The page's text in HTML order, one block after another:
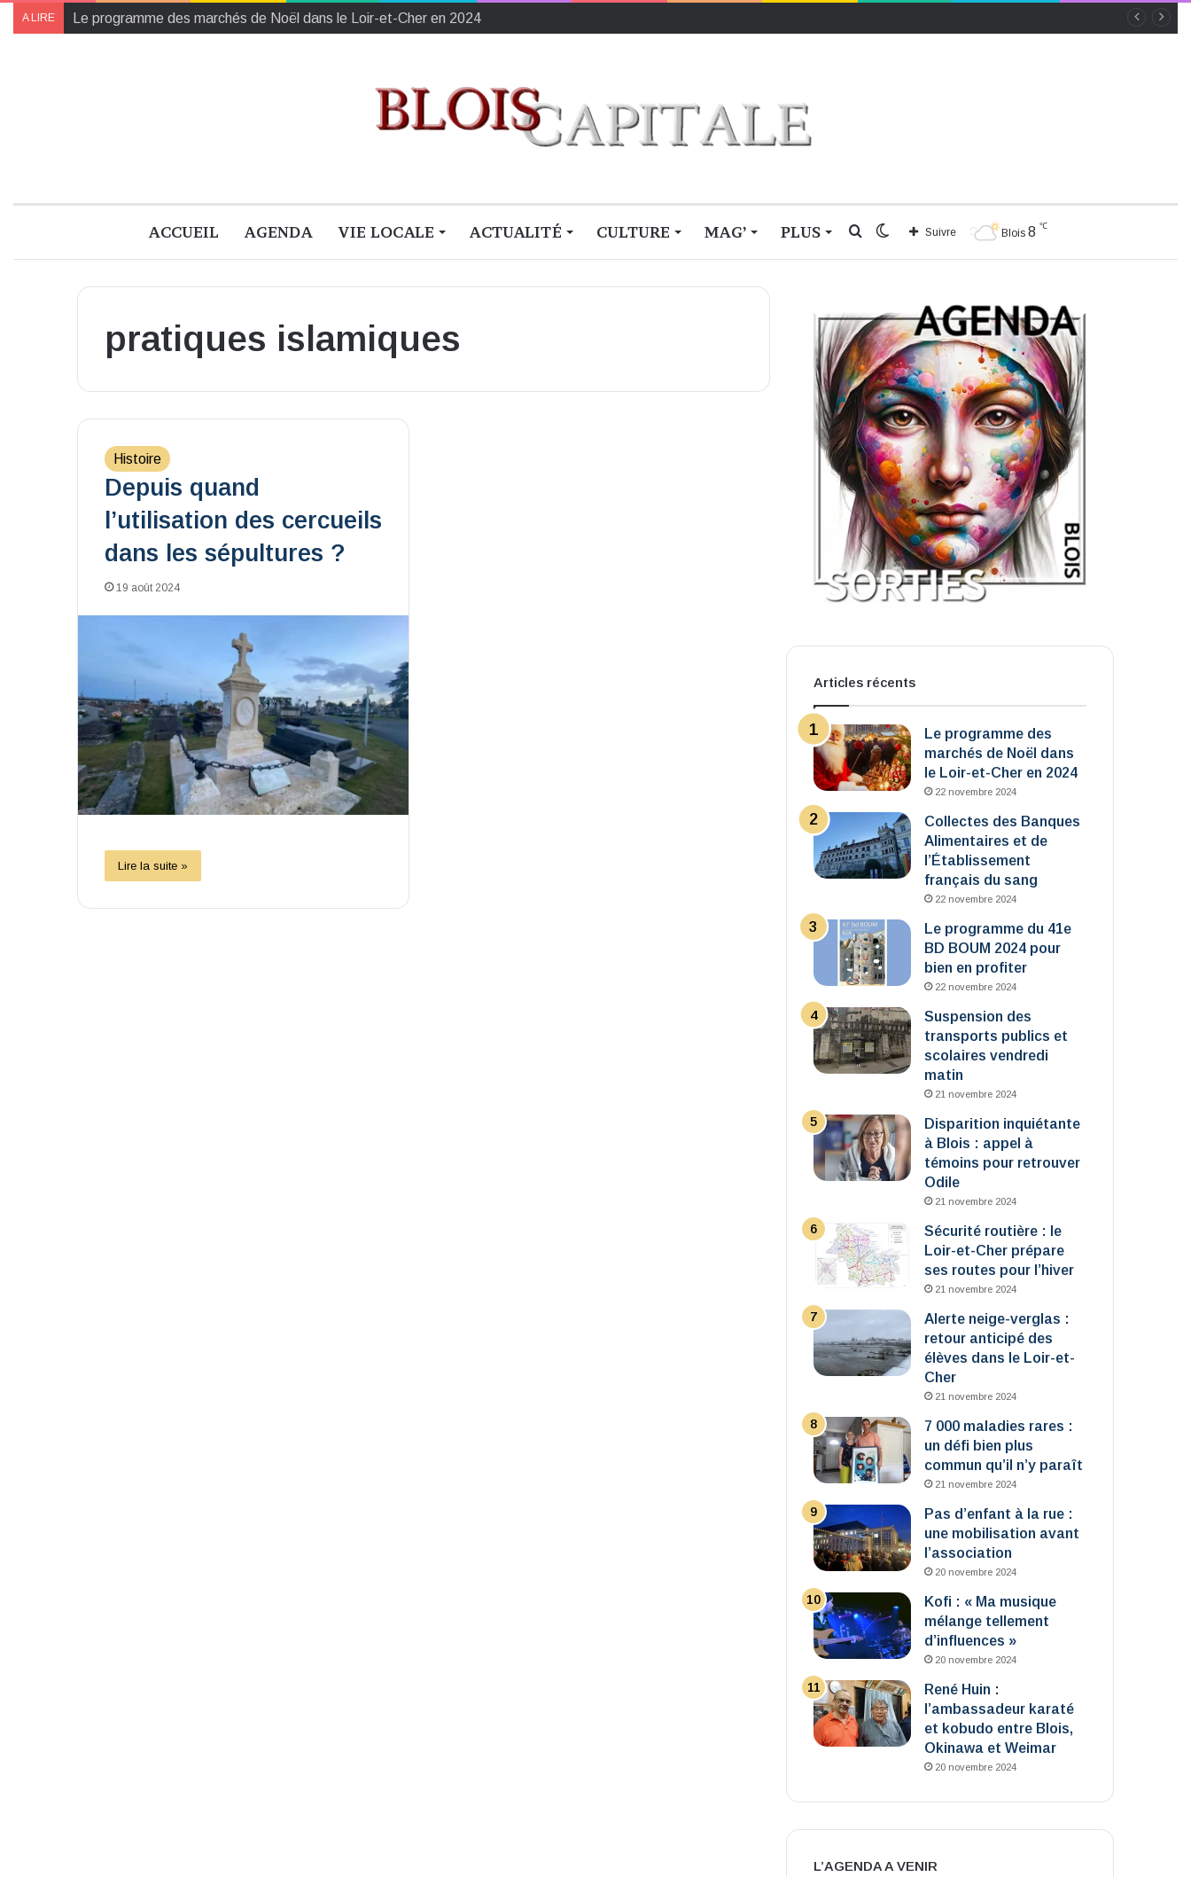
A LIRE Collectes des Banques Alimentaires et de l’Établissement français du sang
ACCUEIL AGENDA VIE LOCALE ACTUALITÉ CULTURE MAG’ PLUS Blois 8 ℃
Suivre
Switch
Rechercher
pratiques islamiques
Histoire
Depuis quand
l’utilisation des cercueils
dans les sépultures ?
19 août 2024
Lire la suite »
Articles récents
Le programme des
marchés de Noël dans
le Loir-et-Cher en 2024
22 novembre 2024
Collectes des Banques
Alimentaires et de
l’Établissement
français du sang
22 novembre 2024
Le programme du 41e
BD BOUM 2024 pour
bien en profiter
22 novembre 2024
Suspension des
transports publics et
scolaires vendredi
matin
21 novembre 2024
Disparition inquiétante
à Blois : appel à
témoins pour retrouver
Odile
21 novembre 2024
Sécurité routière : le
Loir-et-Cher prépare
ses routes pour l’hiver
21 novembre 2024
Alerte neige-verglas :
retour anticipé des
élèves dans le Loir-et-
Cher
21 novembre 2024
7 000 maladies rares :
un défi bien plus
commun qu’il n’y paraît
21 novembre 2024
Pas d’enfant à la rue :
une mobilisation avant
l’association
20 novembre 2024
Kofi : « Ma musique
mélange tellement
d’influences »
20 novembre 2024
René Huin :
l’ambassadeur karaté
et kobudo entre Blois,
Okinawa et Weimar
20 novembre 2024
L’AGENDA A VENIR